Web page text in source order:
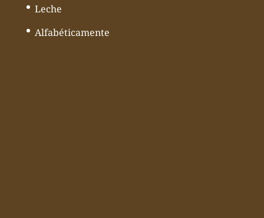
Leche
Alfabéticamente